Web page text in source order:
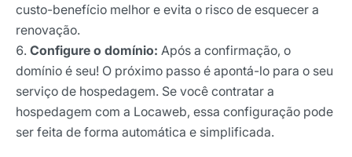
custo-benefício melhor e evita o risco de esquecer a
renovação.
Configure o domínio: Após a confirmação, o
domínio é seu! O próximo passo é apontá-lo para o seu
serviço de hospedagem. Se você contratar a
hospedagem com a Locaweb, essa configuração pode
ser feita de forma automática e simplificada.
Assinar newsletter